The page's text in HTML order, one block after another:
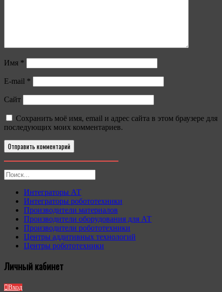
Имя *
E-mail *
Сайт
Сохранить моё имя, email и адрес сайта в этом браузере для
последующих моих комментариев.
Интеграторы АТ
Интеграторы робототехники
Производители материалов
Производители оборудования для АТ
Производители робототехники
Центры аддитивных технологий
Центры робототехники
Личный кабинет
Вход